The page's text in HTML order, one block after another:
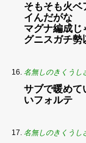
そもそも火ベ
イんだがな
マグナ編成じ
グニスガチ勢
名無しのきくうし
サブで暖めて
いフォルテ
名無しのきくうし